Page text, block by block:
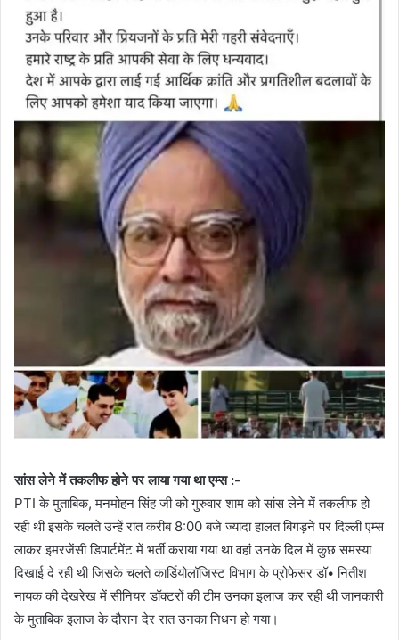
सांस लेने में तकलीफ होने पर लाया गया था एम्स :-
PTI के मुताबिक, मनमोहन सिंह जी को गुरुवार शाम को सांस लेने में तकलीफ हो
रही थी इसके चलते उन्हें रात करीब 8:00 बजे ज्यादा हालत बिगड़ने पर दिल्ली एम्स
लाकर इमरजेंसी डिपार्टमेंट में भर्ती कराया गया था वहां उनके दिल में कुछ समस्या
दिखाई दे रही थी जिसके चलते कार्डियोलॉजिस्ट विभाग के प्रोफेसर डॉ• नितीश
नायक की देखरेख में सीनियर डॉक्टरों की टीम उनका इलाज कर रही थी जानकारी
के मुताबिक इलाज के दौरान देर रात उनका निधन हो गया।